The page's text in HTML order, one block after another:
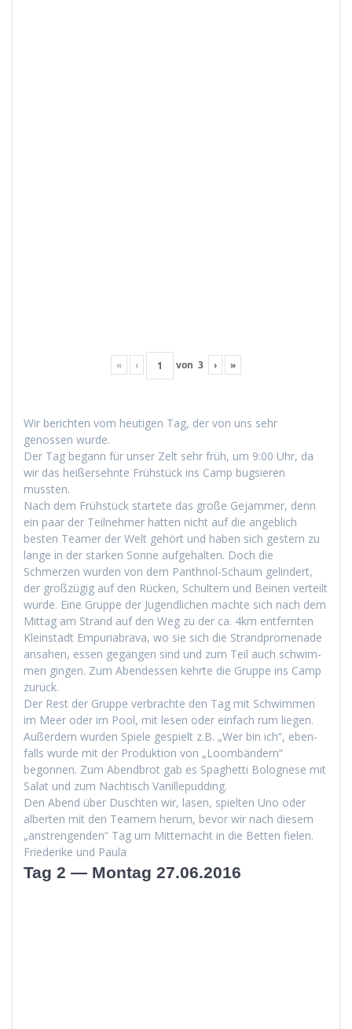
« ‹ von 3 › »
Wir bericht­en vom heuti­gen Tag, der von uns sehr
genossen wurde.
Der Tag begann für unser Zelt sehr früh, um 9:00 Uhr, da
wir das heißersehnte Früh­stück ins Camp bugsieren
mussten.
Nach dem Früh­stück startete das große Gejam­mer, denn
ein paar der Teil­nehmer hat­ten nicht auf die ange­blich
besten Team­er der Welt gehört und haben sich gestern zu
lange in der starken Sonne aufge­hal­ten. Doch die
Schmerzen wur­den von dem Pan­th­nol-Schaum gelin­dert,
der großzügig auf den Rück­en, Schul­tern und Beinen verteilt
wurde. Eine Gruppe der Jugendlichen machte sich nach dem
Mit­tag am Strand auf den Weg zu der ca. 4km ent­fer­n­ten
Kle­in­stadt Empuriabra­va, wo sie sich die Strand­prom­e­nade
ansa­hen, essen gegan­gen sind und zum Teil auch schwim­
men gin­gen. Zum Aben­dessen kehrte die Gruppe ins Camp
zurück.
Der Rest der Gruppe ver­brachte den Tag mit Schwim­men
im Meer oder im Pool, mit lesen oder ein­fach rum liegen.
Außer­dem wur­den Spiele gespielt z.B. „Wer bin ich“, eben­
falls wurde mit der Pro­duk­tion von „Loom­bän­dern“
begonnen. Zum Abend­brot gab es Spaghet­ti Bolog­nese mit
Salat und zum Nachtisch Vanillepudding.
Den Abend über Duscht­en wir, lasen, spiel­ten Uno oder
alberten mit den Team­ern herum, bevor wir nach diesem
„anstren­gen­den“ Tag um Mit­ter­nacht in die Bet­ten fielen.
Friederike und Paula
Tag 2 — Montag 27.06.2016